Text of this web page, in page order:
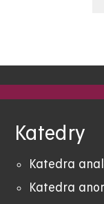
Katedry
Katedra
Katedra